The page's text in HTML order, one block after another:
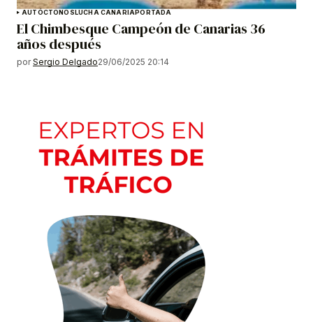
AUTÓCTONOSLUCHA CANARIAPORTADA
El Chimbesque Campeón de Canarias 36
años después
por Sergio Delgado29/06/2025 20:14